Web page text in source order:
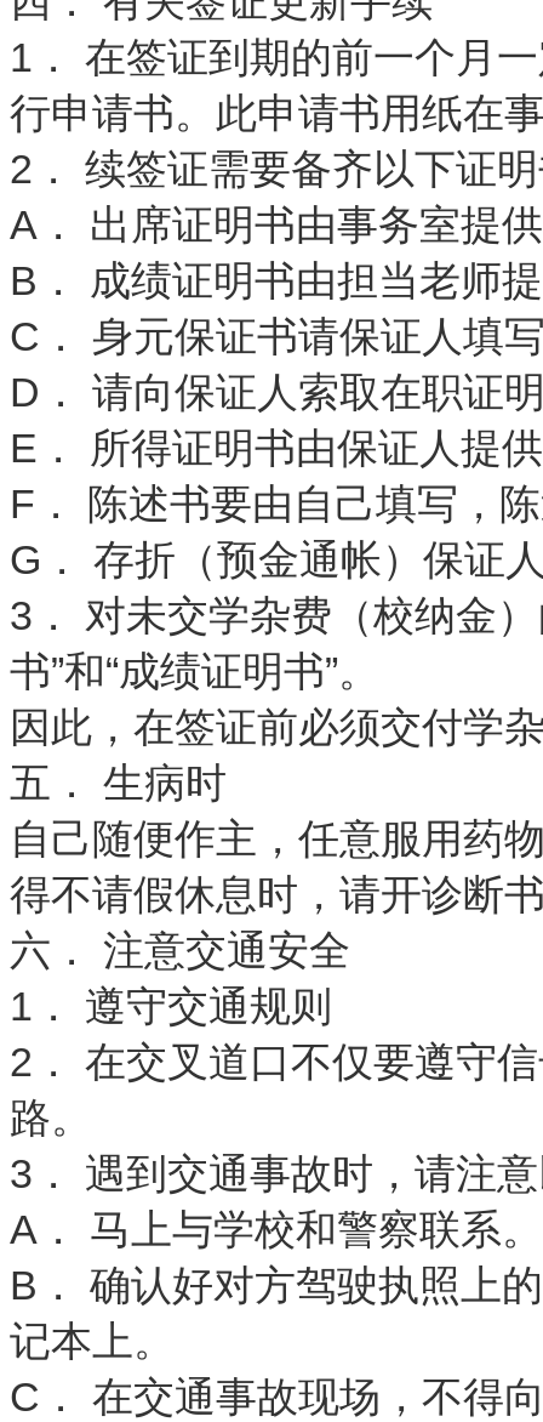
1． 在签证到期的前一个月
行申请书。此申请书用纸在
2． 续签证需要备齐以下证
A． 出席证明书由事务室提
B． 成绩证明书由担当老师
C． 身元保证书请保证人填
D． 请向保证人索取在职证
E． 所得证明书由保证人提
F． 陈述书要由自己填写，
G． 存折（预金通帐）保证
3． 对未交学杂费（校纳金
书”和“成绩证明书”。
因此，在签证前必须交付学
五． 生病时
自己随便作主，任意服用药
得不请假休息时，请开诊断
六． 注意交通安全
1． 遵守交通规则
2． 在交叉道口不仅要遵守
路。
3． 遇到交通事故时，请注
A． 马上与学校和警察联系
B． 确认好对方驾驶执照上
记本上。
C． 在交通事故现场，不得